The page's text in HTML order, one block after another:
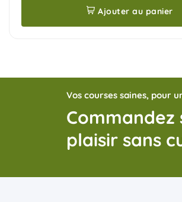
Ajouter au panier
Vos courses saines, pour
plaisir sans